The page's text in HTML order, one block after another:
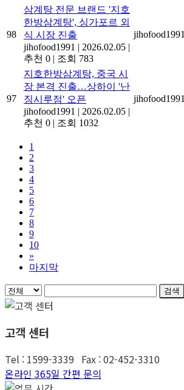
98
삼계탕 전문 브랜드 '지호
한방삼계탕', 싱가포르 외
식 시장 진출
jihofood1991 | 2026.02.05 |
추천 0 | 조회 783
jihofood1991
97
지호한방삼계탕, 중국 시
장 본격 진출…상하이 '난
징시루점' 오픈
jihofood1991 | 2026.02.05 |
추천 0 | 조회 1032
jihofood1991
1
2
3
4
5
6
7
8
9
10
»
마지막
검색
고객 센터
Tel : 1599-3339 Fax : 02-452-3310
온라인 365일 간편 문의